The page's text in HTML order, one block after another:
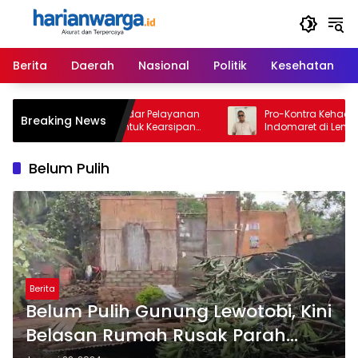
Langsung
Berita
Daerah Nasional Politik Kesehatan
Breaking News
Tetapkan Standar Pelayanan
Berbasis Digital untuk Kearsipan
Pro-Kontra Kehadiran
Indomaret di Lembata,
Ingatkan Dampak bagi
Belum Pulih
Berita
Belum Pulih Gunung Lewotobi, Kini
Belasan Rumah Rusak Parah